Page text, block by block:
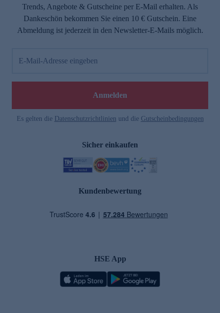
Trends, Angebote & Gutscheine per E-Mail erhalten. Als
Dankeschön bekommen Sie einen 10 € Gutschein. Eine
Abmeldung ist jederzeit in den Newsletter-E-Mails möglich.
E-Mail-Adresse eingeben
Anmelden
Es gelten die Datenschutzrichtlinien und die Gutscheinbedingungen
Sicher einkaufen
Kundenbewertung
HSE App